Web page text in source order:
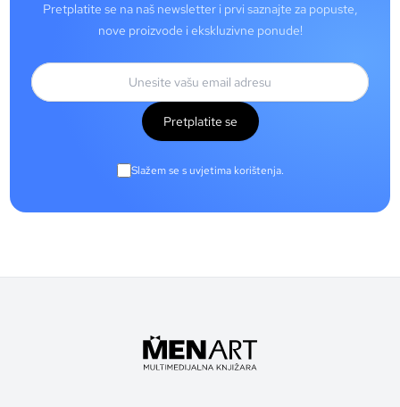
Pretplatite se na naš newsletter i prvi saznajte za popuste,
nove proizvode i ekskluzivne ponude!
Pretplatite se
Slažem se s uvjetima korištenja.